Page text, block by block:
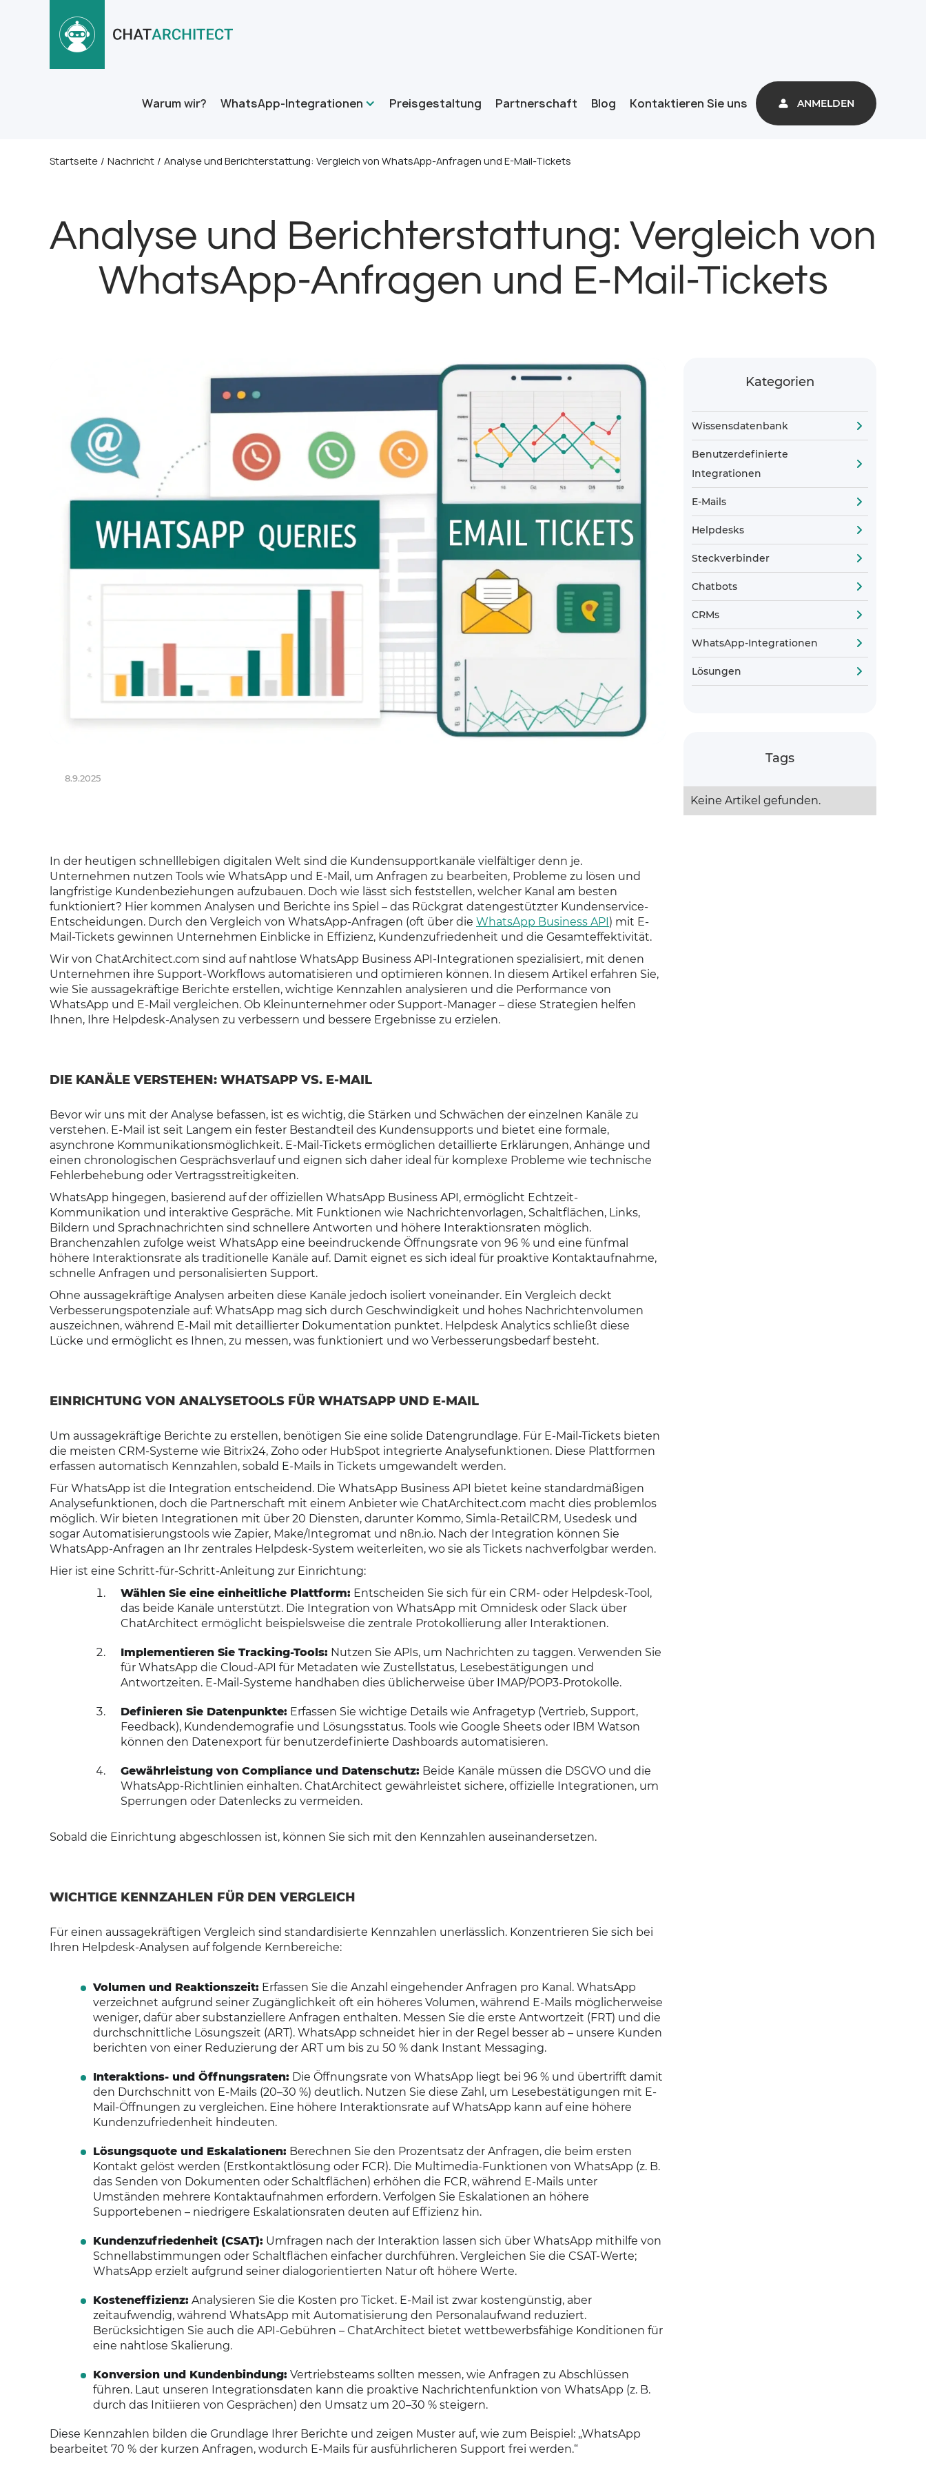
Warum wir? WhatsApp-Integrationen Preisgestaltung Partnerschaft Blog Kontaktieren Sie uns ANMELDEN
Startseite / Nachricht / Analyse und Berichterstattung: Vergleich von WhatsApp-Anfragen und E-Mail-Tickets
Analyse und Berichterstattung: Vergleich von
WhatsApp-Anfragen und E-Mail-Tickets
8.9.2025
In der heutigen schnelllebigen digitalen Welt sind die Kundensupportkanäle vielfältiger denn je.
Unternehmen nutzen Tools wie WhatsApp und E-Mail, um Anfragen zu bearbeiten, Probleme zu lösen und
langfristige Kundenbeziehungen aufzubauen. Doch wie lässt sich feststellen, welcher Kanal am besten
funktioniert? Hier kommen Analysen und Berichte ins Spiel – das Rückgrat datengestützter Kundenservice-
Entscheidungen. Durch den Vergleich von WhatsApp-Anfragen (oft über die WhatsApp Business API) mit E-
Mail-Tickets gewinnen Unternehmen Einblicke in Effizienz, Kundenzufriedenheit und die Gesamteffektivität.
Wir von ChatArchitect.com sind auf nahtlose WhatsApp Business API-Integrationen spezialisiert, mit denen
Unternehmen ihre Support-Workflows automatisieren und optimieren können. In diesem Artikel erfahren Sie,
wie Sie aussagekräftige Berichte erstellen, wichtige Kennzahlen analysieren und die Performance von
WhatsApp und E-Mail vergleichen. Ob Kleinunternehmer oder Support-Manager – diese Strategien helfen
Ihnen, Ihre Helpdesk-Analysen zu verbessern und bessere Ergebnisse zu erzielen.
DIE KANÄLE VERSTEHEN: WHATSAPP VS. E-MAIL
Bevor wir uns mit der Analyse befassen, ist es wichtig, die Stärken und Schwächen der einzelnen Kanäle zu
verstehen. E-Mail ist seit Langem ein fester Bestandteil des Kundensupports und bietet eine formale,
asynchrone Kommunikationsmöglichkeit. E-Mail-Tickets ermöglichen detaillierte Erklärungen, Anhänge und
einen chronologischen Gesprächsverlauf und eignen sich daher ideal für komplexe Probleme wie technische
Fehlerbehebung oder Vertragsstreitigkeiten.
WhatsApp hingegen, basierend auf der offiziellen WhatsApp Business API, ermöglicht Echtzeit-
Kommunikation und interaktive Gespräche. Mit Funktionen wie Nachrichtenvorlagen, Schaltflächen, Links,
Bildern und Sprachnachrichten sind schnellere Antworten und höhere Interaktionsraten möglich.
Branchenzahlen zufolge weist WhatsApp eine beeindruckende Öffnungsrate von 96 % und eine fünfmal
höhere Interaktionsrate als traditionelle Kanäle auf. Damit eignet es sich ideal für proaktive Kontaktaufnahme,
schnelle Anfragen und personalisierten Support.
Ohne aussagekräftige Analysen arbeiten diese Kanäle jedoch isoliert voneinander. Ein Vergleich deckt
Verbesserungspotenziale auf: WhatsApp mag sich durch Geschwindigkeit und hohes Nachrichtenvolumen
auszeichnen, während E-Mail mit detaillierter Dokumentation punktet. Helpdesk Analytics schließt diese
Lücke und ermöglicht es Ihnen, zu messen, was funktioniert und wo Verbesserungsbedarf besteht.
EINRICHTUNG VON ANALYSETOOLS FÜR WHATSAPP UND E-MAIL
Um aussagekräftige Berichte zu erstellen, benötigen Sie eine solide Datengrundlage. Für E-Mail-Tickets bieten
die meisten CRM-Systeme wie Bitrix24, Zoho oder HubSpot integrierte Analysefunktionen. Diese Plattformen
erfassen automatisch Kennzahlen, sobald E-Mails in Tickets umgewandelt werden.
Für WhatsApp ist die Integration entscheidend. Die WhatsApp Business API bietet keine standardmäßigen
Analysefunktionen, doch die Partnerschaft mit einem Anbieter wie ChatArchitect.com macht dies problemlos
möglich. Wir bieten Integrationen mit über 20 Diensten, darunter Kommo, Simla-RetailCRM, Usedesk und
sogar Automatisierungstools wie Zapier, Make/Integromat und n8n.io. Nach der Integration können Sie
WhatsApp-Anfragen an Ihr zentrales Helpdesk-System weiterleiten, wo sie als Tickets nachverfolgbar werden.
Hier ist eine Schritt-für-Schritt-Anleitung zur Einrichtung:
Wählen Sie eine einheitliche Plattform: Entscheiden Sie sich für ein CRM- oder Helpdesk-Tool,
das beide Kanäle unterstützt. Die Integration von WhatsApp mit Omnidesk oder Slack über
ChatArchitect ermöglicht beispielsweise die zentrale Protokollierung aller Interaktionen.
Implementieren Sie Tracking-Tools: Nutzen Sie APIs, um Nachrichten zu taggen. Verwenden Sie
für WhatsApp die Cloud-API für Metadaten wie Zustellstatus, Lesebestätigungen und
Antwortzeiten. E-Mail-Systeme handhaben dies üblicherweise über IMAP/POP3-Protokolle.
Definieren Sie Datenpunkte: Erfassen Sie wichtige Details wie Anfragetyp (Vertrieb, Support,
Feedback), Kundendemografie und Lösungsstatus. Tools wie Google Sheets oder IBM Watson
können den Datenexport für benutzerdefinierte Dashboards automatisieren.
Gewährleistung von Compliance und Datenschutz: Beide Kanäle müssen die DSGVO und die
WhatsApp-Richtlinien einhalten. ChatArchitect gewährleistet sichere, offizielle Integrationen, um
Sperrungen oder Datenlecks zu vermeiden.
Sobald die Einrichtung abgeschlossen ist, können Sie sich mit den Kennzahlen auseinandersetzen.
WICHTIGE KENNZAHLEN FÜR DEN VERGLEICH
Für einen aussagekräftigen Vergleich sind standardisierte Kennzahlen unerlässlich. Konzentrieren Sie sich bei
Ihren Helpdesk-Analysen auf folgende Kernbereiche:
Volumen und Reaktionszeit: Erfassen Sie die Anzahl eingehender Anfragen pro Kanal. WhatsApp
verzeichnet aufgrund seiner Zugänglichkeit oft ein höheres Volumen, während E-Mails möglicherweise
weniger, dafür aber substanziellere Anfragen enthalten. Messen Sie die erste Antwortzeit (FRT) und die
durchschnittliche Lösungszeit (ART). WhatsApp schneidet hier in der Regel besser ab – unsere Kunden
berichten von einer Reduzierung der ART um bis zu 50 % dank Instant Messaging.
Interaktions- und Öffnungsraten: Die Öffnungsrate von WhatsApp liegt bei 96 % und übertrifft damit
den Durchschnitt von E-Mails (20–30 %) deutlich. Nutzen Sie diese Zahl, um Lesebestätigungen mit E-
Mail-Öffnungen zu vergleichen. Eine höhere Interaktionsrate auf WhatsApp kann auf eine höhere
Kundenzufriedenheit hindeuten.
Lösungsquote und Eskalationen: Berechnen Sie den Prozentsatz der Anfragen, die beim ersten
Kontakt gelöst werden (Erstkontaktlösung oder FCR). Die Multimedia-Funktionen von WhatsApp (z. B.
das Senden von Dokumenten oder Schaltflächen) erhöhen die FCR, während E-Mails unter
Umständen mehrere Kontaktaufnahmen erfordern. Verfolgen Sie Eskalationen an höhere
Supportebenen – niedrigere Eskalationsraten deuten auf Effizienz hin.
Kundenzufriedenheit (CSAT): Umfragen nach der Interaktion lassen sich über WhatsApp mithilfe von
Schnellabstimmungen oder Schaltflächen einfacher durchführen. Vergleichen Sie die CSAT-Werte;
WhatsApp erzielt aufgrund seiner dialogorientierten Natur oft höhere Werte.
Kosteneffizienz: Analysieren Sie die Kosten pro Ticket. E-Mail ist zwar kostengünstig, aber
zeitaufwendig, während WhatsApp mit Automatisierung den Personalaufwand reduziert.
Berücksichtigen Sie auch die API-Gebühren – ChatArchitect bietet wettbewerbsfähige Konditionen für
eine nahtlose Skalierung.
Konversion und Kundenbindung: Vertriebsteams sollten messen, wie Anfragen zu Abschlüssen
führen. Laut unseren Integrationsdaten kann die proaktive Nachrichtenfunktion von WhatsApp (z. B.
durch das Initiieren von Gesprächen) den Umsatz um 20–30 % steigern.
Diese Kennzahlen bilden die Grundlage Ihrer Berichte und zeigen Muster auf, wie zum Beispiel: „WhatsApp
bearbeitet 70 % der kurzen Anfragen, wodurch E-Mails für ausführlicheren Support frei werden.“
Kategorien
Wissensdatenbank
Benutzerdefinierte
Integrationen
E-Mails
Helpdesks
Steckverbinder
Chatbots
CRMs
WhatsApp-Integrationen
Lösungen
Tags
Keine Artikel gefunden.